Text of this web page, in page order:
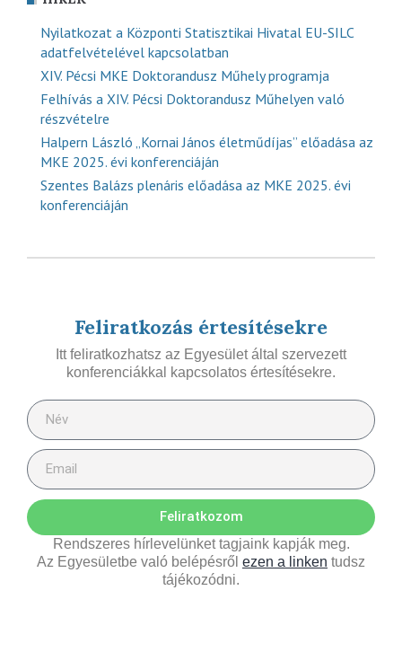
Nyilatkozat a Központi Statisztikai Hivatal EU-SILC
adatfelvételével kapcsolatban
XIV. Pécsi MKE Doktorandusz Műhely programja
Felhívás a XIV. Pécsi Doktorandusz Műhelyen való
részvételre
Halpern László „Kornai János életműdíjas” előadása az
MKE 2025. évi konferenciáján
Szentes Balázs plenáris előadása az MKE 2025. évi
konferenciáján
Feliratkozás értesítésekre
Itt feliratkozhatsz az Egyesület által szervezett
konferenciákkal kapcsolatos értesítésekre.
Feliratkozom
Rendszeres hírlevelünket tagjaink kapják meg.
Az Egyesületbe való belépésről ezen a linken tudsz
tájékozódni.